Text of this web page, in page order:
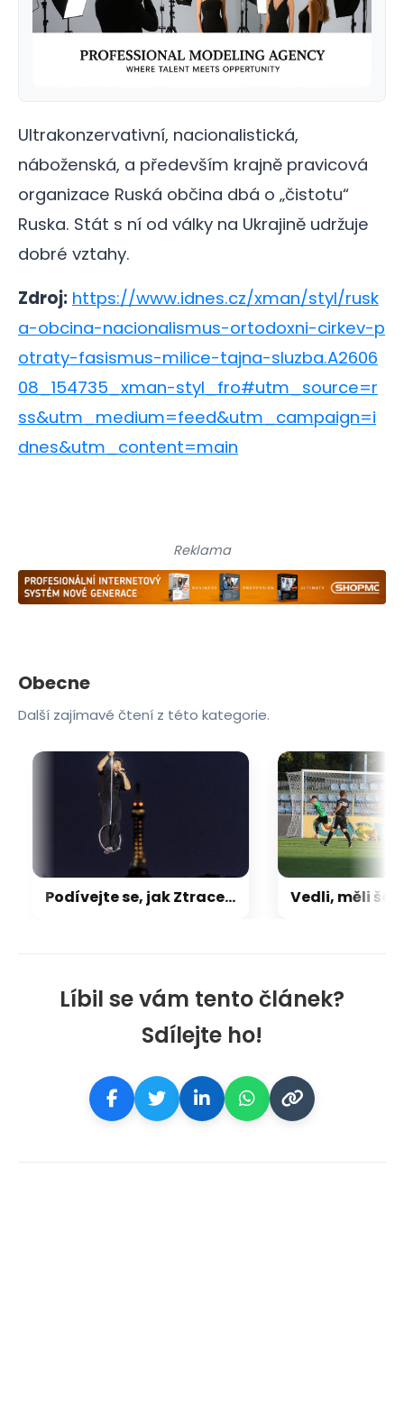
Ultrakonzervativní, nacionalistická,
náboženská, a především krajně pravicová
organizace Ruská občina dbá o „čistotu“
Ruska. Stát s ní od války na Ukrajině udržuje
dobré vztahy.
Zdroj: https://www.idnes.cz/xman/styl/rusk
a-obcina-nacionalismus-ortodoxni-cirkev-p
otraty-fasismus-milice-tajna-sluzba.A2606
08_154735_xman-styl_fro#utm_source=r
ss&utm_medium=feed&utm_campaign=i
dnes&utm_content=main
Líbil se vám tento článek?
Sdílejte ho!
Reklama
Obecne
Další zajímavé čtení z této kategorie.
Podívejte se, jak Ztracený zazářil na Letné. Zrušený ohňostroj fanouškům nechyběl